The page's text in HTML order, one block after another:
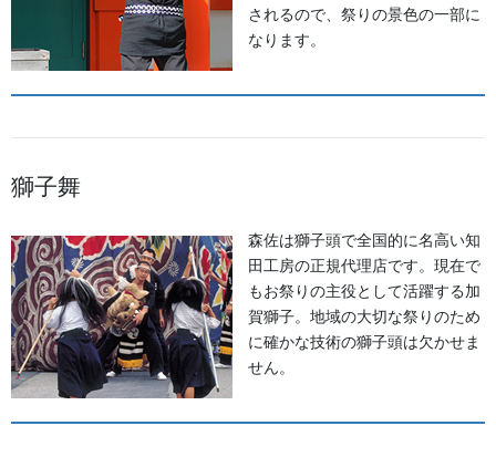
お祭り衣装・お祭り用品のご相談は金沢・森佐へお気軽にお問
い合わせください。
伝統行事、お祭りで地域に笑顔を！！
076-237-8888
営業時間 10:00-18:00 〒920-0061金沢市問屋町2丁目85
(FAX076-237-7150)
人形の森佐は12月〜4月末まで土曜、日曜も営業。
されるので、祭りの景色の一部に
なります。
獅子舞
森佐は獅子頭で全国的に名高い知
田工房の正規代理店です。現在で
もお祭りの主役として活躍する加
賀獅子。地域の大切な祭りのため
に確かな技術の獅子頭は欠かせま
せん。